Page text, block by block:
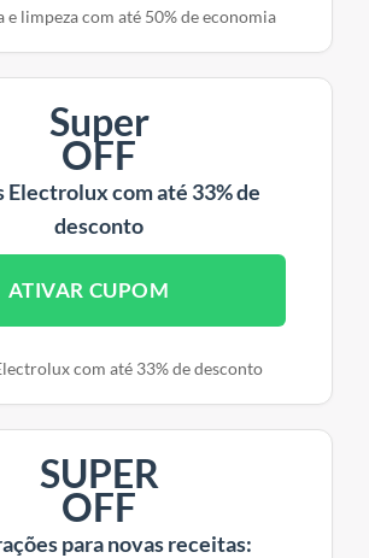
e limpeza com até 50% de economia
Super
OFF
Electrolux com até 33% de
desconto
ATIVAR CUPOM
com até 33% de desconto
SUPER
OFF
para novas receitas: